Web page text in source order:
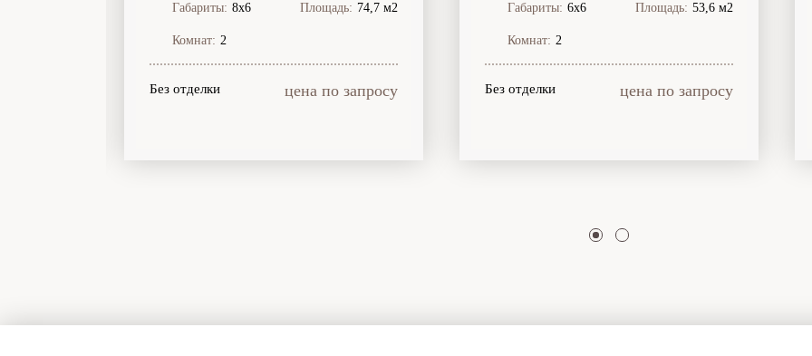
Габариты: 8х6 Площадь: 74,7 м2
Комнат: 2
Без отделки цена по запросу
Габариты: 6х6 Площадь: 53,6 м2
Комнат: 2
Без отделки цена по запросу